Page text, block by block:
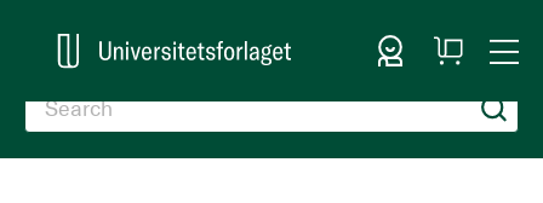
Sign In
My
Cart